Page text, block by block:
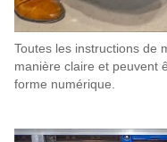
Toutes les instructions de
manière claire et peuvent
forme numérique.